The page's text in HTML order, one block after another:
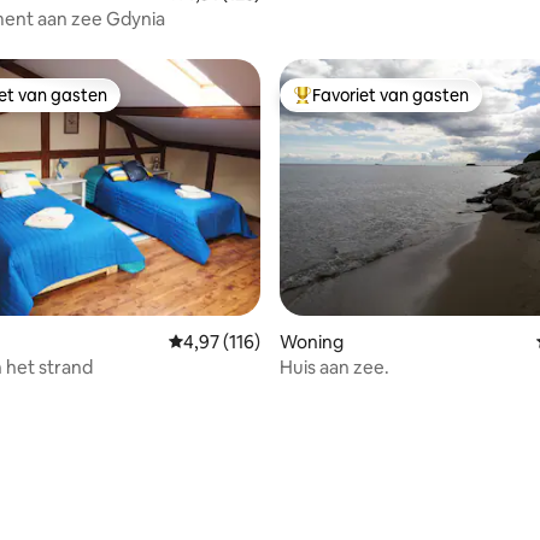
aan zee Gdynia
van 5 op 5, 3 recensies
van gasten
van gasten
Gemiddelde beoordeling van 4,97 op 5, 116
4,97 (116)
het strand
Topfavoriet van gasten
Favoriet van gasten
Woning
Huis aan zee.